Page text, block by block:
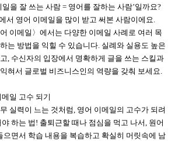
일을 잘 쓰는 사람 = 영어를 잘하는 사람’일까요?
서 영어 이메일을 많이 받고 써본 사람이에요.
어 이메일〉에서는 다양한 이메일 사례로 여러 목
는 방법을 익힐 수 있습니다. 실례와 실용도 높은
, 수신자의 입장에서 명확하게 글을 쓰는 스킬과
혀서 글로벌 비즈니스인의 역량을 갖춰 보세요.
일 고수 되기
실력이 느는 것처럼, 영어 이메일의 고수가 되려
하는 법! 출퇴근할 때나 점심을 먹고 나서, 원어
으면서 학습 내용을 복습하고 확실히 머릿속에 남